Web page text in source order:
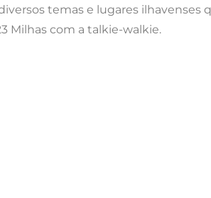
temas e lugares ilhavenses
Milhas com a talkie-walkie.